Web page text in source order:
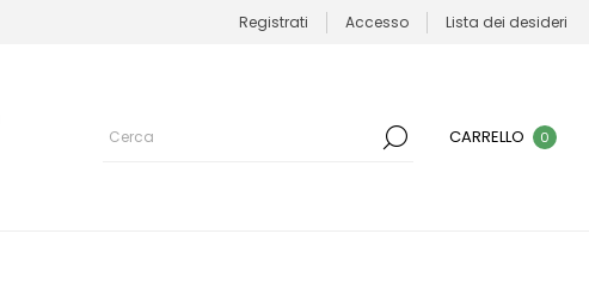
Registrati Accesso Lista dei desideri
CARRELLO 0